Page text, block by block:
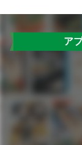
ア